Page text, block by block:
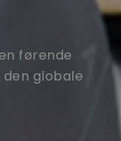
førende
globale